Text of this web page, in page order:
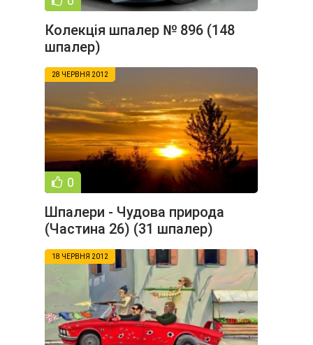
Колекція шпалер № 896 (148
шпалер)
28 ЧЕРВНЯ 2012
0
Шпалери - Чудова природа
(Частина 26) (31 шпалер)
18 ЧЕРВНЯ 2012